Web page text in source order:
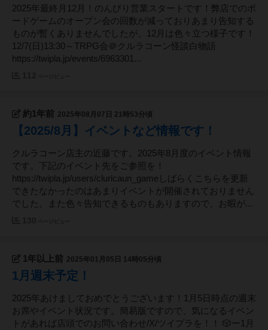
2025年最終月12月！のんびり営業スタートです！弊店でのボ
ードゲームのオープン会の回数が減っておりあまり告知する
ものが暫くありませんでしたが、12月は色々立つ様子です！
12/7(日)13:30～TRPG会＠クルラコーン怪談白物語
https://twipla.jp/events/6963301...
約1年前 2025年08月07日 21時53分頃
【2025/8月】イベントなど情報です！
クルラコーン店主の近藤です。2025年8月度のイベント情報
です。下記のイベント先をご参照を！
https://twipla.jp/users/cluricaun_gameしばらくこちらを更新
できたなかったのはあまりイベントが開催されておりません
でした。また色々告知できるものもありますので、お暇が...
1年以上前 2025年01月05日 14時05分頃
1月週末予定！
2025年あけましておめでとうございます！1月5日時点の週末
お席やイベント状況です。簡易版ですので、気になるイベン
トがあれば店頭でのお問い合わせ/X/ツイプラを！！ 🎲ー1月